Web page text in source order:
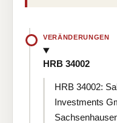
VERÄNDERUNGEN
HRB 34002
HRB 34002:
Investments